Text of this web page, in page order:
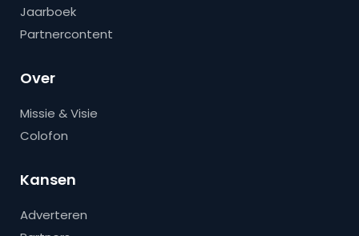
Jaarboek
Partnercontent
Over
Missie & Visie
Colofon
Kansen
Adverteren